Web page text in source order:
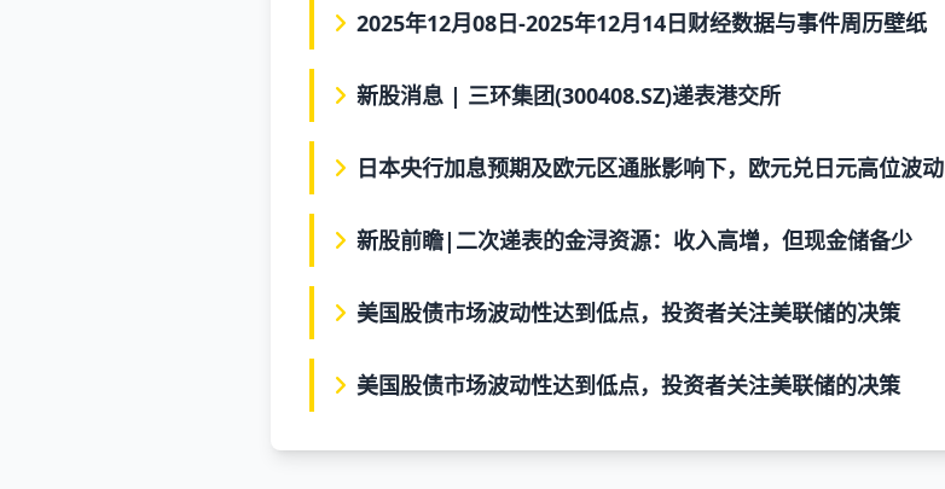
2025年12月08日-2025年12月14日财经数据与事件周历壁纸
新股消息 | 三环集团(300408.SZ)递表港交所
日本央行加息预期及欧元区通胀影响下，欧元兑日元高位波动
新股前瞻|二次递表的金浔资源：收入高增，但现金储备少
美国股债市场波动性达到低点，投资者关注美联储的决策
美国股债市场波动性达到低点，投资者关注美联储的决策